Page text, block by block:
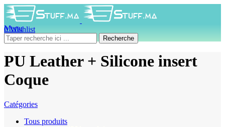
0Wishlist
0produit 0DH
Menu
Recherche
PU Leather + Silicone insert
Coque
Catégories
Tous produits